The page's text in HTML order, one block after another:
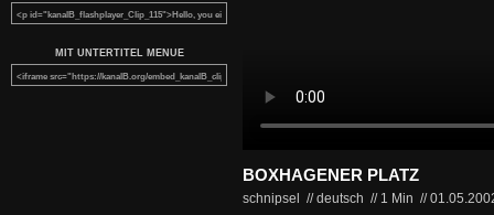
MIT UNTERTITEL MENUE
BOXHAGENER PLATZ
schnipsel // deutsch // 1 Min //